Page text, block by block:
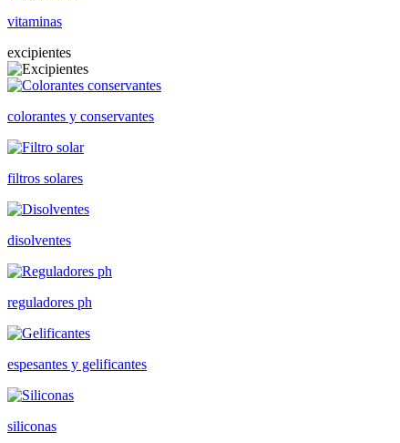
vitaminas
excipientes
colorantes y conservantes
filtros solares
disolventes
reguladores ph
espesantes y gelificantes
siliconas